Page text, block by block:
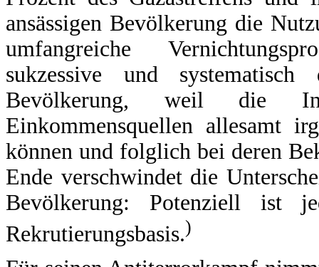
ansässigen Bevölkerung die
umfangreiche
sukzessive und systematisch
Bevölkerung, weil die
Einkommensquellen allesamt
können und folglich bei deren
Ende verschwindet die
Bevölkerung: Potenziell ist
Rekrutierungsbasis.)